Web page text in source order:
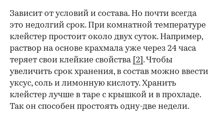
Зависит от условий и состава. Но почти всегда
это недолгий срок. При комнатной температуре
клейстер простоит около двух суток. Например,
раствор на основе крахмала уже через 24 часа
теряет свои клейкие свойства [2] . Чтобы
увеличить срок хранения, в состав можно ввести
уксус, соль и лимонную кислоту. Хранить
клейстер лучше в таре с крышкой и в прохладе.
Так он способен простоять одну-две недели.